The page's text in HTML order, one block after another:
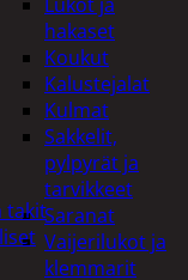
hakaset
Koukut
Kalustejalat
Kulmat
Sakkelit,
pylpyrät ja
tarvikkeet
Saranat
Vaijerilukot ja
klemmarit
takit